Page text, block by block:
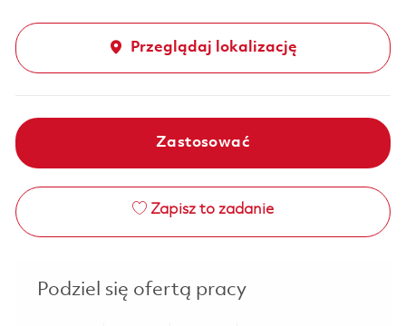
Przeglądaj lokalizację
Zastosować
Zapisz to zadanie
Podziel się ofertą pracy